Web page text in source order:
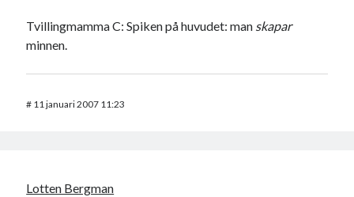
Tvillingmamma C: Spiken på huvudet: man skapar
minnen.
# 11 januari 2007 11:23
Lotten Bergman